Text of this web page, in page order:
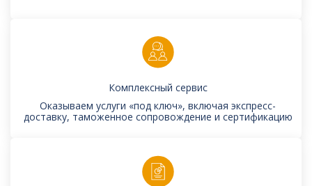
Комплексный сервис
Оказываем услуги «под ключ», включая экспресс-
доставку, таможенное сопровождение и сертификацию